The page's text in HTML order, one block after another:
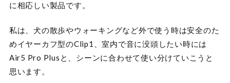
に相応しい製品です。
私は、犬の散歩やウォーキングなど外で使う時は安全のた
めイヤーカフ型のClip1、室内で音に没頭したい時には
Air5 Pro Plusと、シーンに合わせて使い分けていこうと
思います。